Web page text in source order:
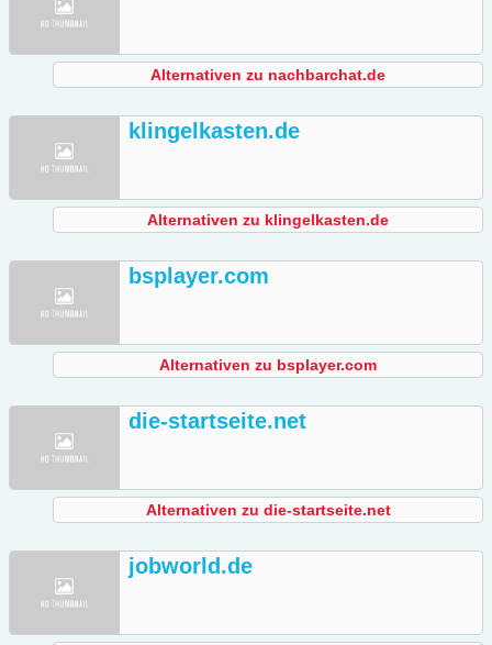
Alternativen zu nachbarchat.de
klingelkasten.de
Alternativen zu klingelkasten.de
bsplayer.com
Alternativen zu bsplayer.com
die-startseite.net
Alternativen zu die-startseite.net
jobworld.de